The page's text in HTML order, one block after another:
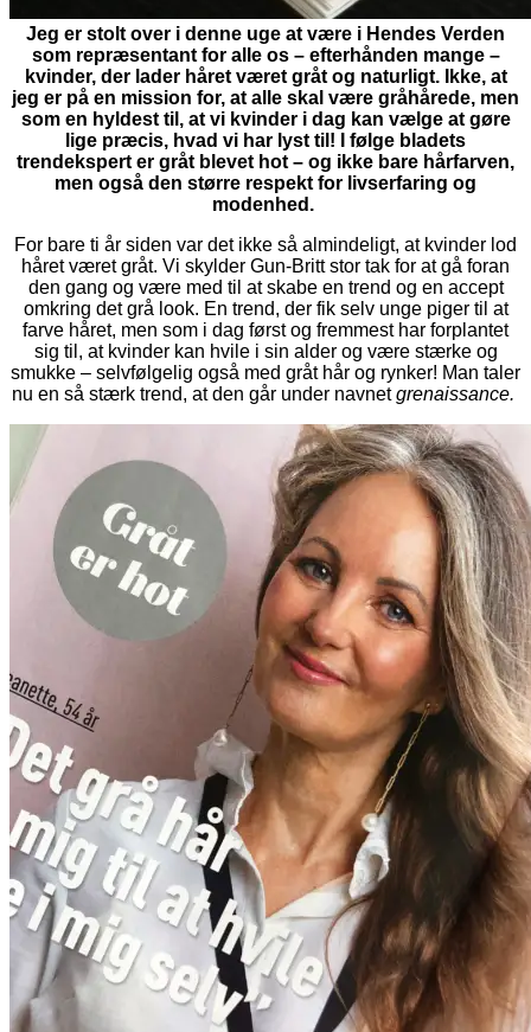
Jeg er stolt over i denne uge at være i Hendes Verden
som repræsentant for alle os – efterhånden mange –
kvinder, der lader håret været gråt og naturligt. Ikke, at
jeg er på en mission for, at alle skal være gråhårede, men
som en hyldest til, at vi kvinder i dag kan vælge at gøre
lige præcis, hvad vi har lyst til! I følge bladets
trendekspert er gråt blevet hot – og ikke bare hårfarven,
men også den større respekt for livserfaring og
modenhed.
For bare ti år siden var det ikke så almindeligt, at kvinder lod
håret været gråt. Vi skylder Gun-Britt stor tak for at gå foran
den gang og være med til at skabe en trend og en accept
omkring det grå look. En trend, der fik selv unge piger til at
farve håret, men som i dag først og fremmest har forplantet
sig til, at kvinder kan hvile i sin alder og være stærke og
smukke – selvfølgelig også med gråt hår og rynker! Man taler
nu en så stærk trend, at den går under navnetgrenaissance.